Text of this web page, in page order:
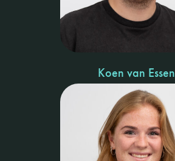
Koen van Essen